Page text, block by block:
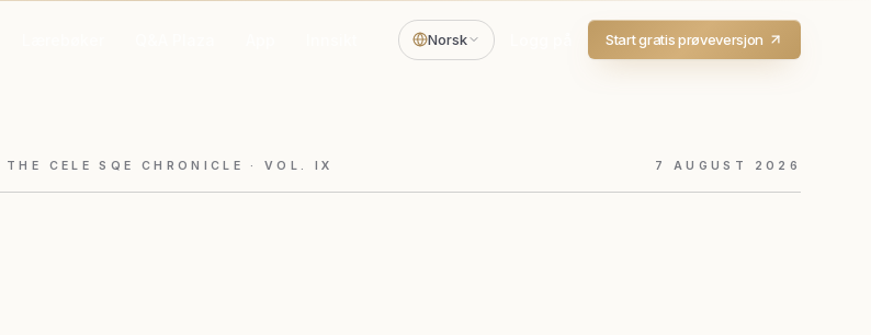
Norsk Start gratis prøveversjon
THE CELE SQE CHRONICLE · VOL. IX 7 AUGUST 2026